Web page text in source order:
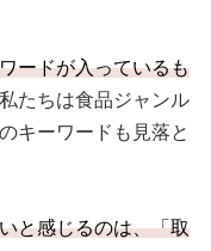
ードが入っているも
たちは食品ジャンル
キーワードも見落と
と感じるのは、「取